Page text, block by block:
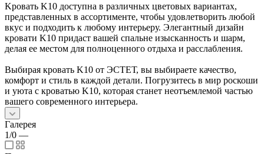
Kровать K10 доступна в различных цветовых вариантах,
представленных в ассортименте, чтобы удовлетворить любой
вкус и подходить к любому интерьеру. Элегантный дизайн
кровати K10 придаст вашей спальне изысканность и шарм,
делая ее местом для полноценного отдыха и расслабления.
Выбирая кровать K10 от ЭСТЕТ, вы выбираете качество,
комфорт и стиль в каждой детали. Погрузитесь в мир роскоши
и уюта с кроватью K10, которая станет неотъемлемой частью
вашего современного интерьера.
Галерея
1/0 —